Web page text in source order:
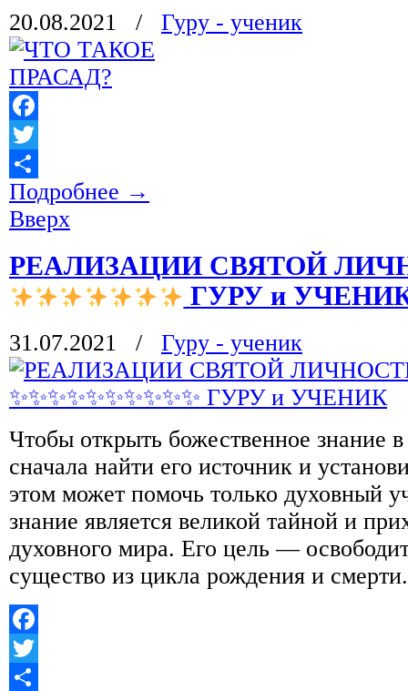
20.08.2021 / Гуру - ученик
Facebook
Twitter
Отправить
Подробнее →
Вверх
РЕАЛИЗАЦИИ СВЯТОЙ
ГУРУ и
31.07.2021 / Гуру - ученик
Чтобы открыть божественное знание
сначала найти его источник и
этом может помочь только духовный
знание является великой тайной и
духовного мира. Его цель —
существо из цикла рождения и
Facebook
Twitter